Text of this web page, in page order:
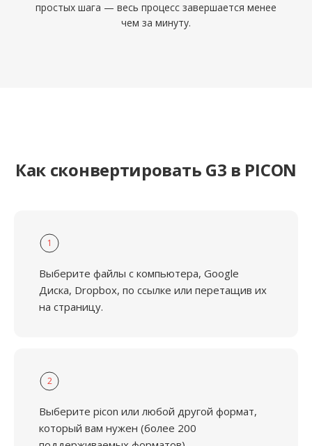
простых шага — весь процесс завершается менее
чем за минуту.
Как сконвертировать G3 в PICON
1
Выберите файлы с компьютера, Google
Диска, Dropbox, по ссылке или перетащив их
на страницу.
2
Выберите picon или любой другой формат,
который вам нужен (более 200